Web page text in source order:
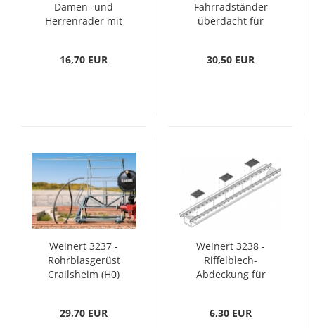
Damen- und
Herrenräder mit
16,70 EUR
Fahrradständer
überdacht für
30,50 EUR
Weinert 3237 -
Rohrblasgerüst
Crailsheim (H0)
29,70 EUR
Weinert 3238 -
Riffelblech-
Abdeckung für
6,30 EUR